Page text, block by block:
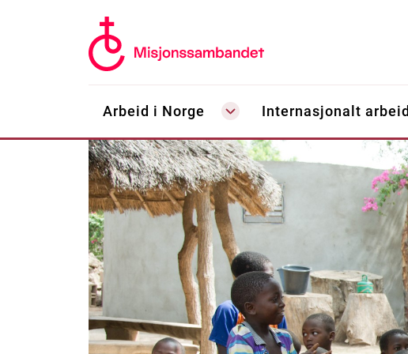
Arbeid i Norge Internasjonalt arbeid